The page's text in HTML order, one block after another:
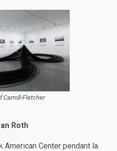
Carroll-Fletcher
Roth
American Center pendant la